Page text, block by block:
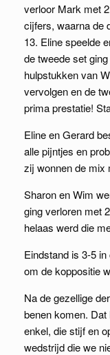
verloor Mark met
cijfers, waarna de
13. Eline speelde
de tweede set
hulpstukken van
vervolgen en de
prima prestatie!
Eline en Gerard
alle pijntjes en
zij wonnen de mix
Sharon en Wim
ging verloren met
helaas werd die
Eindstand is 3-5
om de koppositie
Na de gezellige
benen komen.
enkel, die stijf en
wedstrijd die we